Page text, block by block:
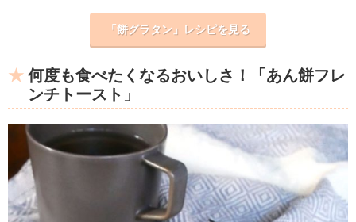
「餅グラタン」レシピを見る
何度も食べたくなるおいしさ！「あん餅フレ
ンチトースト」